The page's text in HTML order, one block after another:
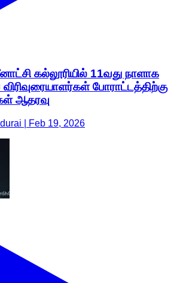
கல்லூரியில் 11வது நாளாக
போராட்டத்திற்கு
ஆதரவு
| Feb 19, 2026